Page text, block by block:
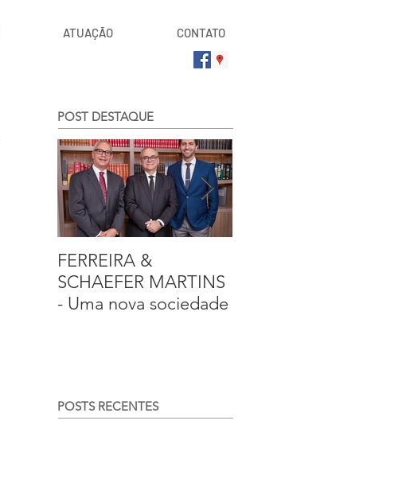
ATUAÇÃO CONTATO
POST DESTAQUE
FERREIRA &
SCHAEFER MARTINS
- Uma nova sociedade
POSTS RECENTES